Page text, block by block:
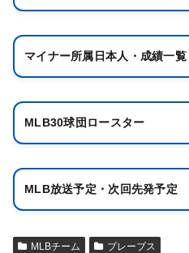
マイナー所属日本人・成績一覧
MLB30球団ロースター
MLB放送予定・次回先発予定
MLBチーム ブレーブス